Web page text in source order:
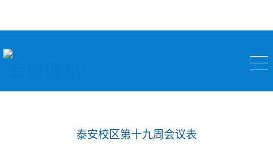
泰安校区第十九周会议表